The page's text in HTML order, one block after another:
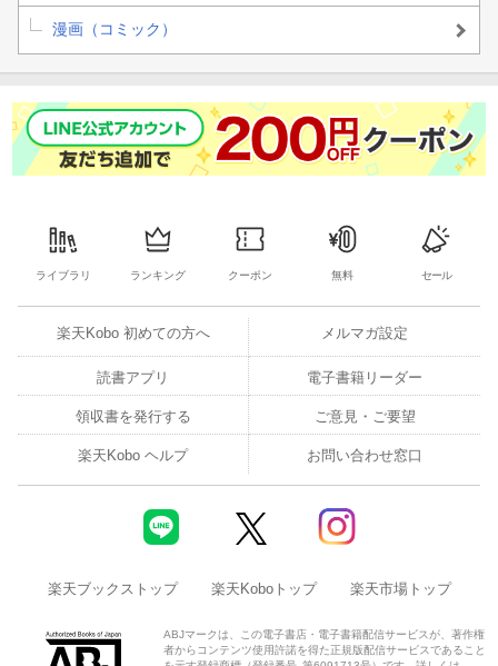
漫画（コミック）
ライブラリ ランキング クーポン 無料 セール
楽天Kobo 初めての方へ メルマガ設定
読書アプリ 電子書籍リーダー
領収書を発行する ご意見・ご要望
楽天Kobo ヘルプ お問い合わせ窓口
楽天ブックストップ 楽天Koboトップ 楽天市場トップ
ABJマークは、この電子書店・電子書籍配信サービスが、著作権
者からコンテンツ使用許諾を得た正規版配信サービスであること